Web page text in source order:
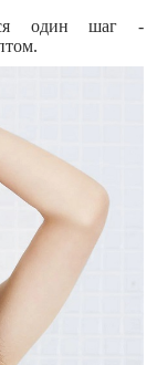
один шаг -